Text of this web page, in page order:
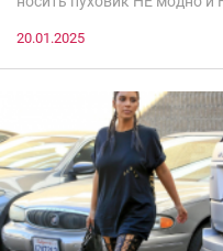
20.01.2025